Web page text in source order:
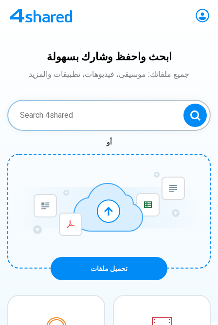
ابحث واحفظ وشارك بسهولة
جميع ملفاتك: موسيقى، فيديوهات، تطبيقات والمزيد
أو
تحميل ملفات